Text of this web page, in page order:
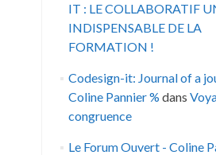
IT : LE COLLABORATIF
INDISPENSABLE DE LA
FORMATION !
Codesign-it: Journal of a
Coline Pannier % dans
congruence
Le Forum Ouvert - Coline